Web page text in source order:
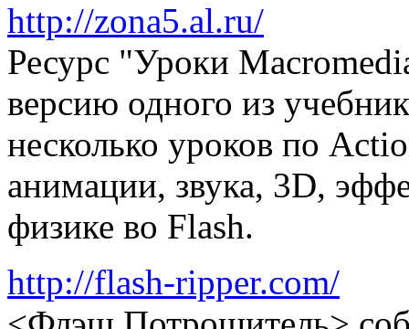
http://zona5.al.ru/
Ресурс "Уроки
версию одного из
несколько уроков по
анимации, звука, 3D,
физике во Flash.
http://flash-ripper.com/